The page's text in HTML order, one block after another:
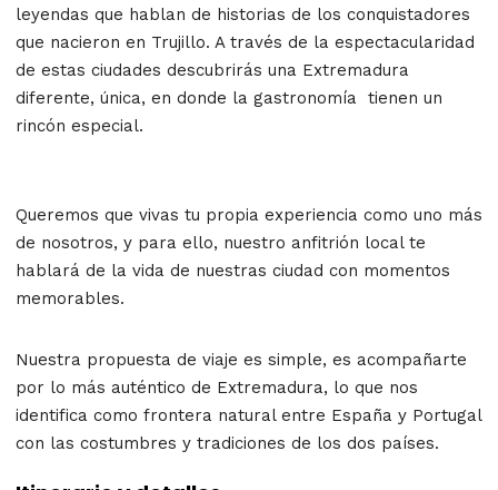
leyendas que hablan de historias de los conquistadores
que nacieron en Trujillo. A través de la espectacularidad
de estas ciudades descubrirás una Extremadura
diferente, única, en donde la gastronomía tienen un
rincón especial.
Queremos que vivas tu propia experiencia como uno más
de nosotros, y para ello, nuestro anfitrión local te
hablará de la vida de nuestras ciudad con momentos
memorables.
Nuestra propuesta de viaje es simple, es acompañarte
por lo más auténtico de Extremadura, lo que nos
identifica como frontera natural entre España y Portugal
con las costumbres y tradiciones de los dos países.